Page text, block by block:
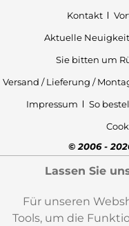
Kontakt
Aktuelle
Sie bitten um
Versand / Lieferung /
Impressum
So
© 2006 -
Lassen Sie
Für unseren
Tools, um die